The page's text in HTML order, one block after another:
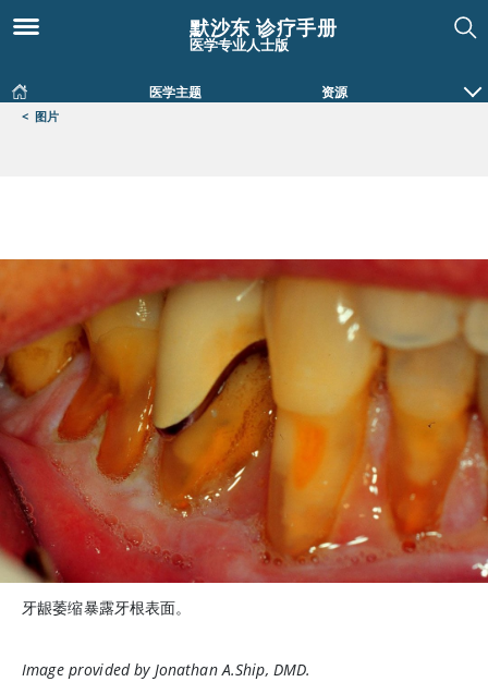
默沙东 诊疗手册
医学专业人士版
医学主题 资源
< 图片
牙龈萎缩暴露牙根表面。
Image provided by Jonathan A.Ship, DMD.